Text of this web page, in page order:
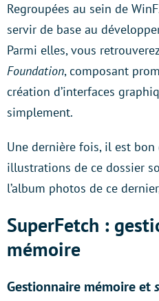
Regroupées au sein de
servir de base au
Parmi elles, vous
Foundation, composant
création d’interfaces
simplement.
Une dernière fois, il est
illustrations de ce dossier
l’album photos de ce
SuperFetch :
mémoire
Gestionnaire mémoire et